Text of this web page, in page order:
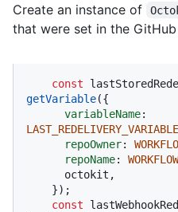
Create an instance of
that were set in the
const
getVariable({
variableName
repoOwner:
repoName:
const